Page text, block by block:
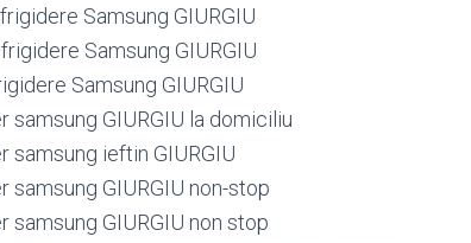
Samsung GIURGIU
Samsung GIURGIU
Samsung GIURGIU
samsung GIURGIU la domiciliu
samsung ieftin GIURGIU
samsung GIURGIU non-stop
samsung GIURGIU non stop